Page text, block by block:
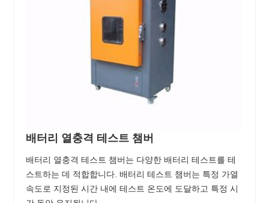
배터리 열충격 테스트 챔버
배터리 열충격 테스트 챔버는 다양한 배터리 테스트를 테
스트하는 데 적합합니다. 배터리 테스트 챔버는 특정 가열
속도로 지정된 시간 내에 테스트 온도에 도달하고 특정 시